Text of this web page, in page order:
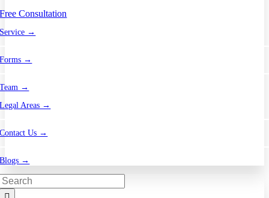
Free Consultation
Service →
Forms →
Team →
Legal Areas →
Contact Us →
Blogs →